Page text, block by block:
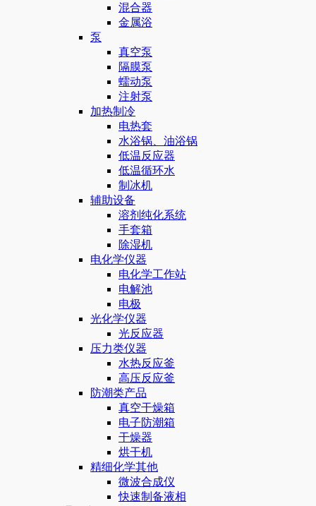
混合器
金属浴
泵
真空泵
隔膜泵
蠕动泵
注射泵
加热制冷
电热套
水浴锅、油浴锅
低温反应器
低温循环水
制冰机
辅助设备
溶剂纯化系统
手套箱
除湿机
电化学仪器
电化学工作站
电解池
电极
光化学仪器
光反应器
压力类仪器
水热反应釜
高压反应釜
防潮类产品
真空干燥箱
电子防潮箱
干燥器
烘干机
精细化学其他
微波合成仪
快速制备液相